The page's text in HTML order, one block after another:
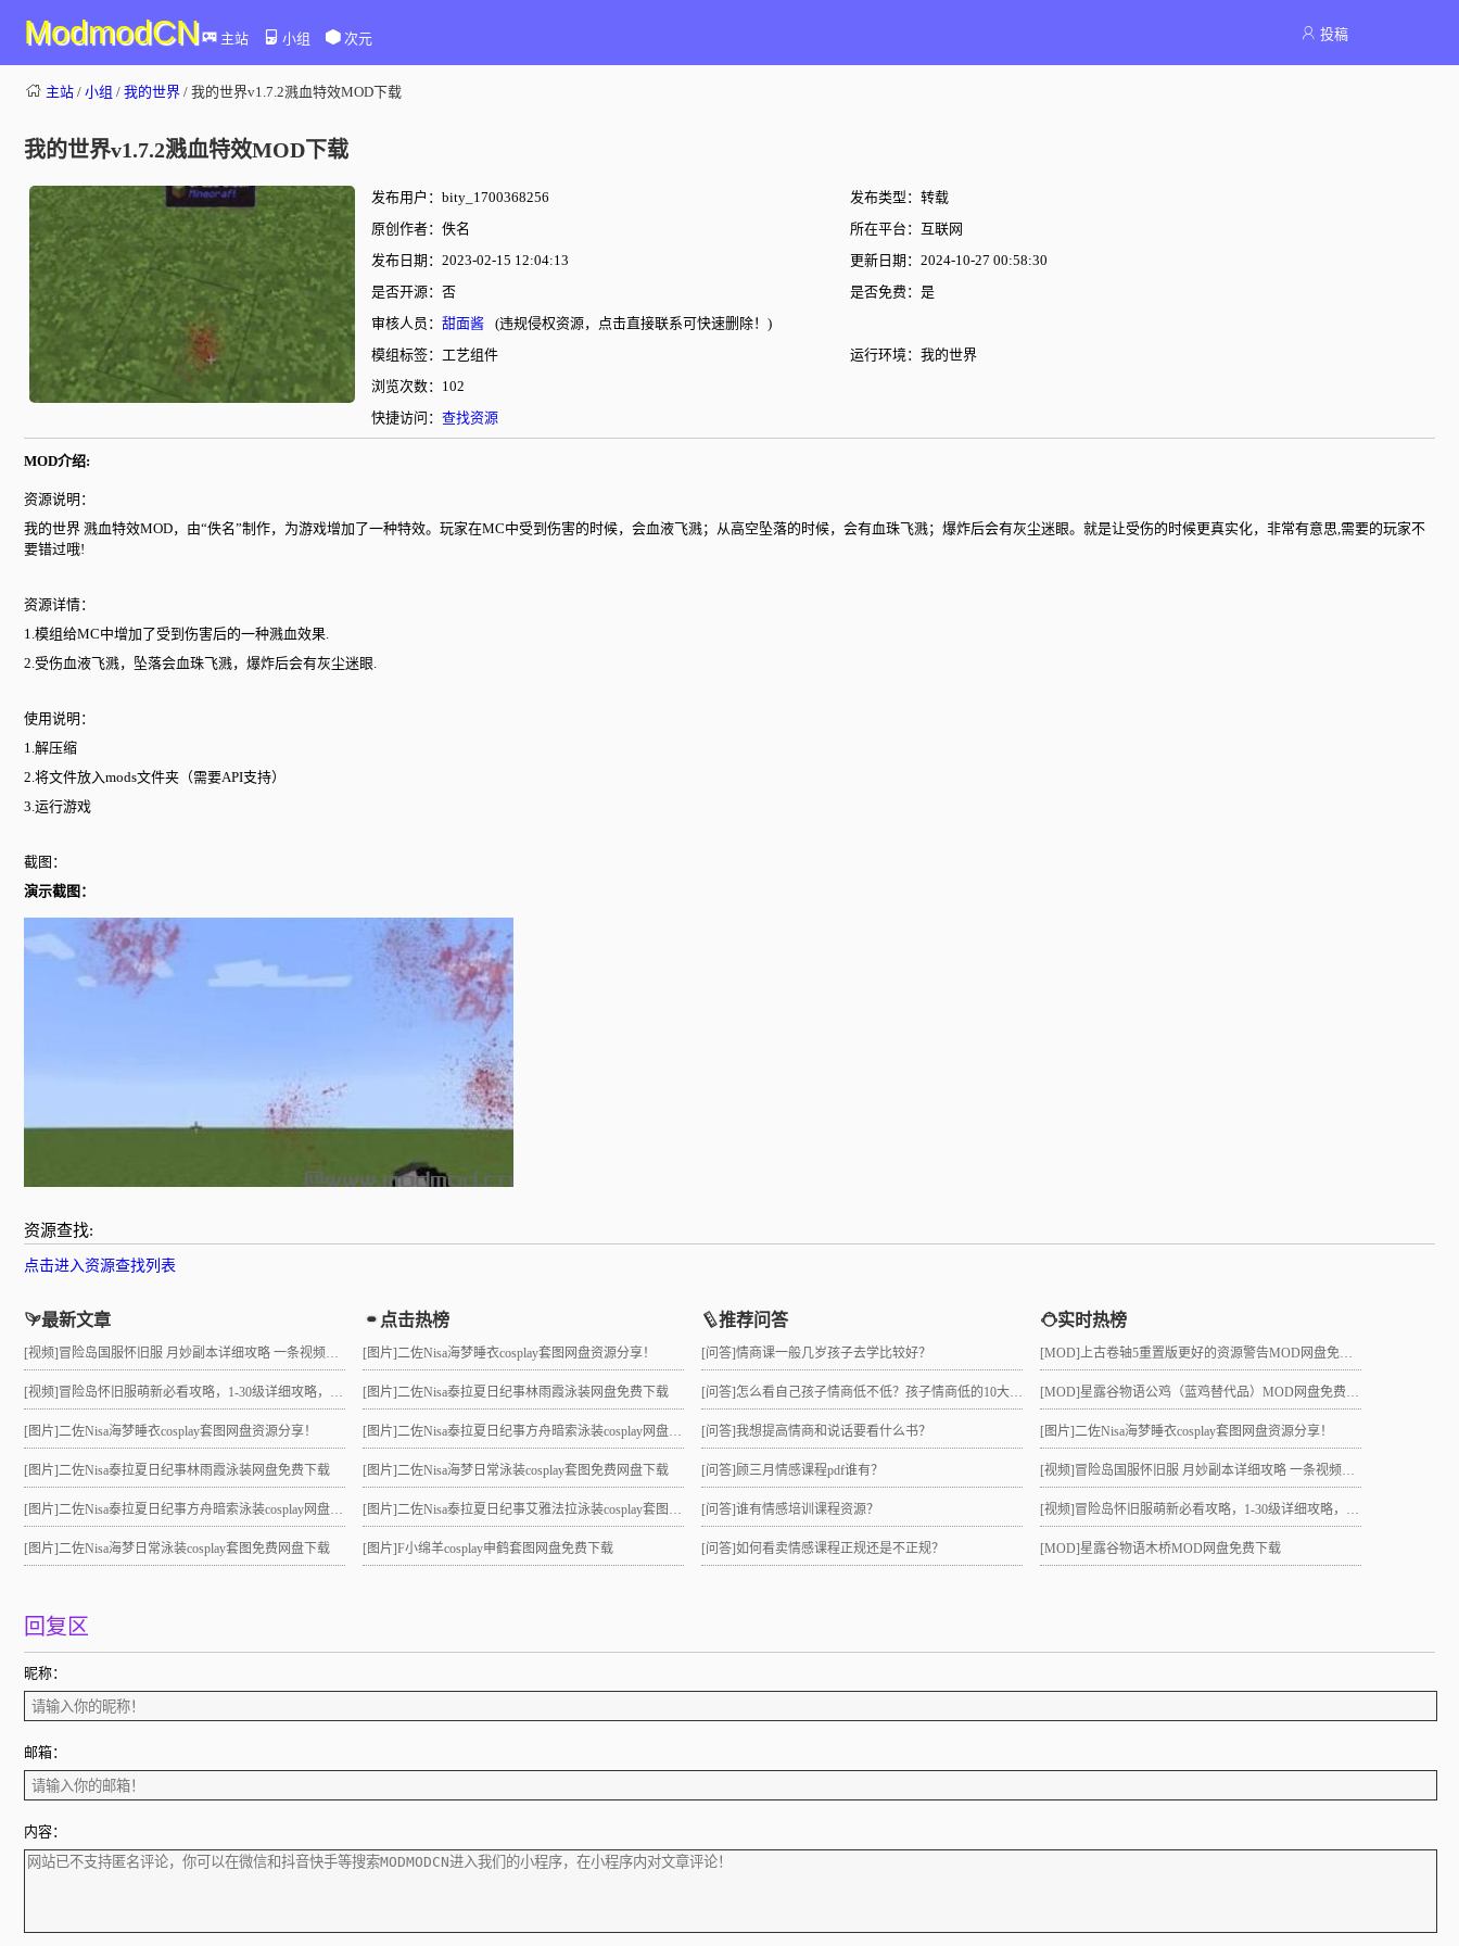
ModmodCN 主站 小组 次元 投稿
主站 / 小组 / 我的世界 / 我的世界v1.7.2溅血特效MOD下载
我的世界v1.7.2溅血特效MOD下载
发布用户：bity_1700368256
发布类型：转载
原创作者：佚名
所在平台：互联网
发布日期：2023-02-15 12:04:13
更新日期：2024-10-27 00:58:30
是否开源：否
是否免费：是
审核人员： 甜面酱
(违规侵权资源，点击直接联系可快速删除！)
模组标签：工艺组件
运行环境：我的世界
浏览次数：102
快捷访问： 查找资源
MOD介绍:
资源说明：
我的世界 溅血特效MOD，由“佚名”制作，为游戏增加了一种特效。玩家在MC中受到伤害的时候，会血液飞溅；从高空坠落的时候，会有血珠飞溅；爆炸后会有灰尘迷眼。就是让受伤的时候更真实化，非常有意思,需要的玩家不
要错过哦!
资源详情：
1.模组给MC中增加了受到伤害后的一种溅血效果.
2.受伤血液飞溅，坠落会血珠飞溅，爆炸后会有灰尘迷眼.
使用说明：
1.解压缩
2.将文件放入mods文件夹（需要API支持）
3.运行游戏
截图：
演示截图：
资源查找:
点击进入资源查找列表
最新文章
[视频] 冒险岛国服怀旧服 月妙副本详细攻略 一条视频助力10级直升21 组队不求人
[视频] 冒险岛怀旧服萌新必看攻略，1-30级详细攻略，3小时就能到21级！
[图片]二佐Nisa海梦睡衣cosplay套图网盘资源分享！
[图片]二佐Nisa泰拉夏日纪事林雨霞泳装网盘免费下载
[图片]二佐Nisa泰拉夏日纪事方舟暗索泳装cosplay网盘分享！
[图片]二佐Nisa海梦日常泳装cosplay套图免费网盘下载
点击热榜
[图片]二佐Nisa海梦睡衣cosplay套图网盘资源分享！
[图片]二佐Nisa泰拉夏日纪事林雨霞泳装网盘免费下载
[图片]二佐Nisa泰拉夏日纪事方舟暗索泳装cosplay网盘分享！
[图片]二佐Nisa海梦日常泳装cosplay套图免费网盘下载
[图片]二佐Nisa泰拉夏日纪事艾雅法拉泳装cosplay套图网盘免费下载
[图片]F小绵羊cosplay申鹤套图网盘免费下载
推荐问答
[问答]情商课一般几岁孩子去学比较好？
[问答] 怎么看自己孩子情商低不低？孩子情商低的10大特征是真的吗？
[问答]我想提高情商和说话要看什么书？
[问答]顾三月情感课程pdf谁有？
[问答]谁有情感培训课程资源？
[问答]如何看卖情感课程正规还是不正规？
实时热榜
[MOD]上古卷轴5重置版更好的资源警告MOD网盘免费下载
[MOD] 星露谷物语公鸡（蓝鸡替代品）MOD网盘免费下载
[图片]二佐Nisa海梦睡衣cosplay套图网盘资源分享！
[视频] 冒险岛国服怀旧服 月妙副本详细攻略 一条视频助力10级直升21 组队不求人
[视频] 冒险岛怀旧服萌新必看攻略，1-30级详细攻略，3小时就能到21级！
[MOD] 星露谷物语木桥MOD网盘免费下载
回复区
昵称：
邮箱：
内容：